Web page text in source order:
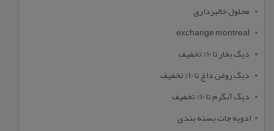
محلول خالبرداری
exchange montreal
دیگ بخار تا 10% تخفیف
دیگ روغن داغ تا 10% تخفیف
دیگ آبگرم تا 10% تخفیف
ادویه جات بسته بندی